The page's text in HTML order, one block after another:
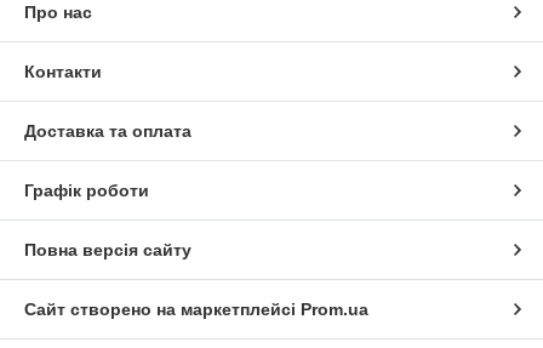
Про нас
Контакти
Доставка та оплата
Графік роботи
Повна версія сайту
Сайт створено на маркетплейсі Prom.ua